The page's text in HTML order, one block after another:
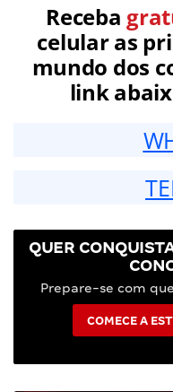
Receba
celular as
mundo dos
link
QUER
Prepare-se com
COMECE A